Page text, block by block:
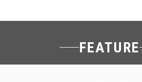
FEATURE